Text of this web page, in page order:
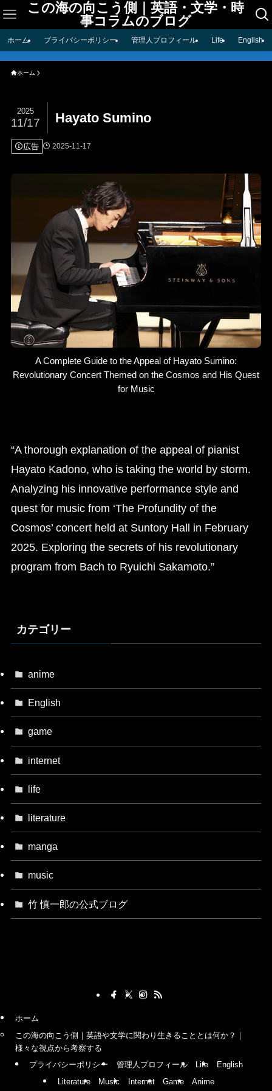
この海の向こう側｜英語・文学・時
事コラムのブログ
ホーム プライバシーポリシー 管理人プロフィール Life English
ホーム
Hayato Sumino
2025
11/17
広告 2025-11-17
A Complete Guide to the Appeal of Hayato Sumino:
Revolutionary Concert Themed on the Cosmos and His Quest
for Music
“A thorough explanation of the appeal of pianist
Hayato Kadono, who is taking the world by storm.
Analyzing his innovative performance style and
quest for music from ‘The Profundity of the
Cosmos’ concert held at Suntory Hall in February
2025. Exploring the secrets of his revolutionary
program from Bach to Ryuichi Sakamoto.”
カテゴリー
anime
English
game
internet
life
literature
manga
music
竹 慎一郎の公式ブログ
ホーム
この海の向こう側｜英語や文学に関わり生きることとは何か？｜
様々な視点から考察する
プライバシーポリシー
管理人プロフィール Life
English
Literature
Music Internet Game Anime